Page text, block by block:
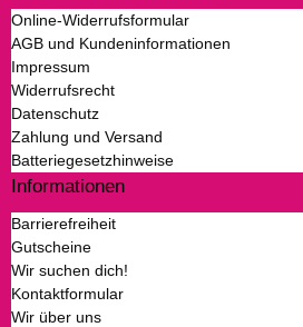
Online-Widerrufsformular
AGB und Kundeninformationen
Impressum
Widerrufsrecht
Datenschutz
Zahlung und Versand
Batteriegesetzhinweise
Informationen
Barrierefreiheit
Gutscheine
Wir suchen dich!
Kontaktformular
Wir über uns